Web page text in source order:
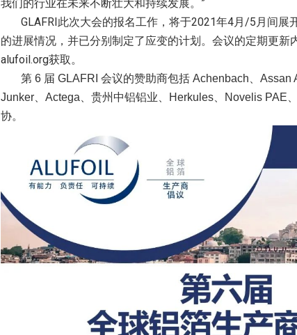
我们的行业在未来不断壮大和持续发展。 ”
GLAFRI此次大会的报名工作，将于2021年4月 /5 月间展
的进展情况，并已分别制定了应变的计划。会议的定期更新
alufoil.org获取。
第 6 届 GLAFRI 会议的赞助商包括 Achenbach Assan
Junker
Actega 、贵州中铝铝业、 Herkules Novelis PAE
协。